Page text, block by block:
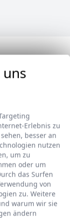
Erlebnis zu
besser an
nutzen
um zu
oder um
das Surfen
von
zu. Weitere
warum wir sie
ändern